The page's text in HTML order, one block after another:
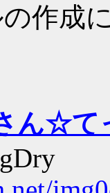
作成
ん☆て